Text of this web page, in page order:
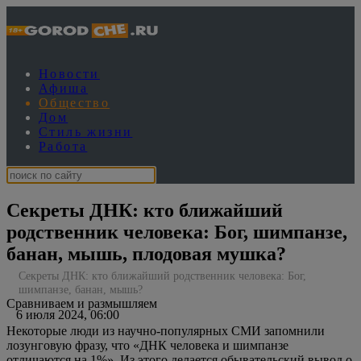
Новости
Афиша
Общество
Дом
Стиль жизни
Работа
Секреты ДНК: кто ближайший
родственник человека: Бог, шимпанзе,
банан, мышь, плодовая мушка?
Секреты ДНК: кто ближайший родственник человека: Бог,
шимпанзе, банан, мышь?
6 июля 2024, 06:00
Сравниваем и размышляем
Некоторые люди из научно-популярных СМИ запомнили
лозунговую фразу, что «ДНК человека и шимпанзе